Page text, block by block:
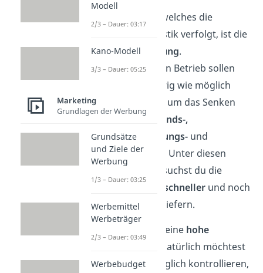
welches die
Distributionslogistik verfolgt, ist die
Kostenminimierung.
Die Kosten für den Betrieb sollen
natürlich so niedrig wie möglich
sein. Hier geht es um das Senken
von
Lager-, Bestands-,
Auftragsabwicklungs-und
Transportkosten.
Unter diesen
Zielvorgaben versuchst du die
Produkte immer
schnellerund noch
effizienterauszuliefern.
Das letzte Ziel ist eine hohe
. Natürlich möchtest
du so gut wie möglich kontrollieren,
Modell
2/3 – Dauer: 03:17
Kano-Modell
3/3 – Dauer: 05:25
Marketing
Grundlagen der Werbung
Grundsätze
und Ziele der
Werbung
1/3 – Dauer: 03:25
Werbemittel
Werbeträger
2/3 – Dauer: 03:49
Werbebudget